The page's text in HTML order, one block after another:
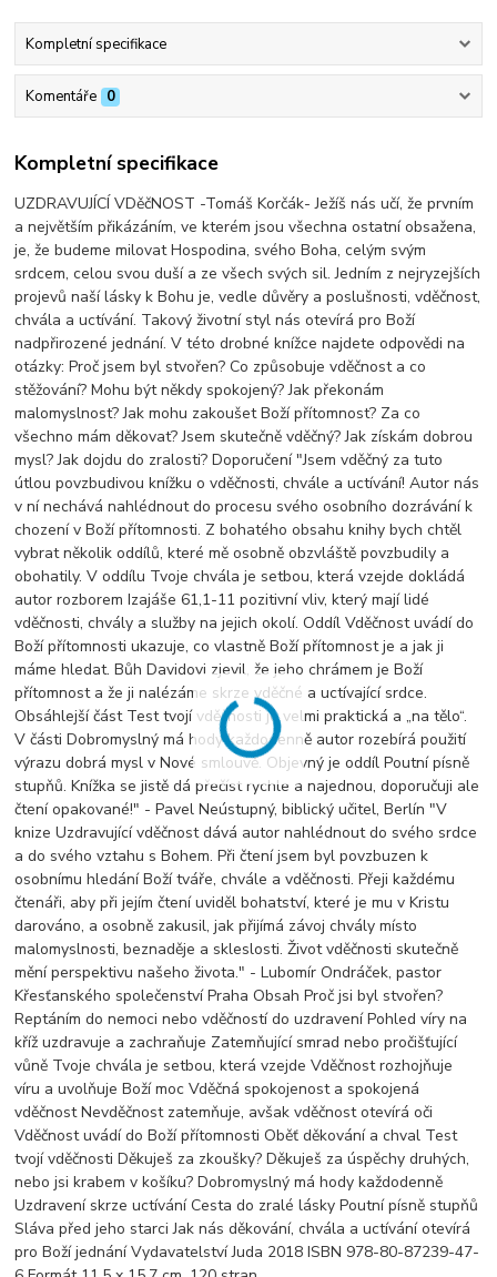
Kompletní specifikace
Komentáře 0
Kompletní specifikace
UZDRAVUJÍCÍ VDěčNOST -Tomáš Korčák- Ježíš nás učí, že prvním
a největším přikázáním, ve kterém jsou všechna ostatní obsažena,
je, že budeme milovat Hospodina, svého Boha, celým svým
srdcem, celou svou duší a ze všech svých sil. Jedním z nejryzejších
projevů naší lásky k Bohu je, vedle důvěry a poslušnosti, vděčnost,
chvála a uctívání. Takový životní styl nás otevírá pro Boží
nadpřirozené jednání. V této drobné knížce najdete odpovědi na
otázky: Proč jsem byl stvořen? Co způsobuje vděčnost a co
stěžování? Mohu být někdy spokojený? Jak překonám
malomyslnost? Jak mohu zakoušet Boží přítomnost? Za co
všechno mám děkovat? Jsem skutečně vděčný? Jak získám dobrou
mysl? Jak dojdu do zralosti? Doporučení "Jsem vděčný za tuto
útlou povzbudivou knížku o vděčnosti, chvále a uctívání! Autor nás
v ní nechává nahlédnout do procesu svého osobního dozrávání k
chození v Boží přítomnosti. Z bohatého obsahu knihy bych chtěl
vybrat několik oddílů, které mě osobně obzvláště povzbudily a
obohatily. V oddílu Tvoje chvála je setbou, která vzejde dokládá
autor rozborem Izajáše 61,1-11 pozitivní vliv, který mají lidé
vděčnosti, chvály a služby na jejich okolí. Oddíl Vděčnost uvádí do
Boží přítomnosti ukazuje, co vlastně Boží přítomnost je a jak ji
máme hledat. Bůh Davidovi zjevil, že jeho chrámem je Boží
přítomnost a že ji nalézáme skrze vděčné a uctívající srdce.
Obsáhlejší část Test tvojí vděčnosti je velmi praktická a „na tělo“.
V části Dobromyslný má hody každodenně autor rozebírá použití
výrazu dobrá mysl v Nové smlouvě. Objevný je oddíl Poutní písně
stupňů. Knížka se jistě dá přečíst rychle a najednou, doporučuji ale
čtení opakované!" - Pavel Neústupný, biblický učitel, Berlín "V
knize Uzdravující vděčnost dává autor nahlédnout do svého srdce
a do svého vztahu s Bohem. Při čtení jsem byl povzbuzen k
osobnímu hledání Boží tváře, chvále a vděčnosti. Přeji každému
čtenáři, aby při jejím čtení uviděl bohatství, které je mu v Kristu
darováno, a osobně zakusil, jak přijímá závoj chvály místo
malomyslnosti, beznaděje a skleslosti. Život vděčnosti skutečně
mění perspektivu našeho života." - Lubomír Ondráček, pastor
Křesťanského společenství Praha Obsah Proč jsi byl stvořen?
Reptáním do nemoci nebo vděčností do uzdravení Pohled víry na
kříž uzdravuje a zachraňuje Zatemňující smrad nebo pročišťující
vůně Tvoje chvála je setbou, která vzejde Vděčnost rozhojňuje
víru a uvolňuje Boží moc Vděčná spokojenost a spokojená
vděčnost Nevděčnost zatemňuje, avšak vděčnost otevírá oči
Vděčnost uvádí do Boží přítomnosti Oběť děkování a chval Test
tvojí vděčnosti Děkuješ za zkoušky? Děkuješ za úspěchy druhých,
nebo jsi krabem v košíku? Dobromyslný má hody každodenně
Uzdravení skrze uctívání Cesta do zralé lásky Poutní písně stupňů
Sláva před jeho starci Jak nás děkování, chvála a uctívání otevírá
pro Boží jednání Vydavatelství Juda 2018 ISBN 978-80-87239-47-